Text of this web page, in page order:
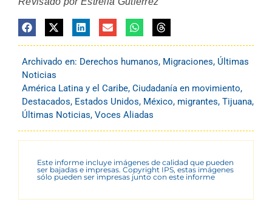
Archivado en: Derechos humanos, Migraciones, Últimas
Noticias
América Latina y el Caribe, Ciudadanía en movimiento,
Destacados, Estados Unidos, México, migrantes, Tijuana,
Últimas Noticias, Voces Aliadas
Este informe incluye imágenes de calidad que pueden
ser bajadas e impresas. Copyright IPS, estas imágenes
sólo pueden ser impresas junto con este informe